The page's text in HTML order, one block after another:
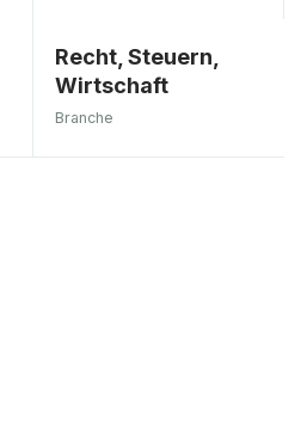
Recht, Steuern,
Wirtschaft
Branche